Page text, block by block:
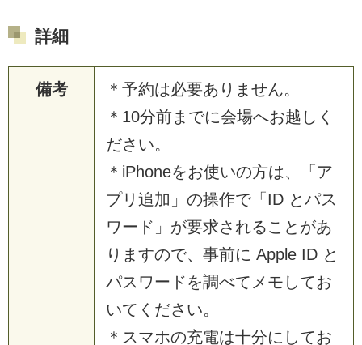
詳細
備考
＊予約は必要ありません。
＊10分前までに会場へお越しく
ださい。
＊iPhoneをお使いの方は、「ア
プリ追加」の操作で「ID とパス
ワード」が要求されることがあ
りますので、事前に Apple ID と
パスワードを調べてメモしてお
いてください。
＊スマホの充電は十分にしてお